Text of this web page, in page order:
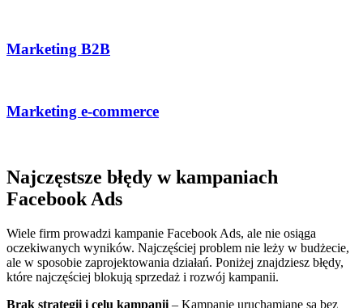
Marketing B2B
Marketing e⁠‑commerce
Najczęstsze błędy w kampaniach
Facebook Ads
Wiele firm prowadzi kampanie Facebook Ads, ale nie osiąga
oczekiwanych wyników. Najczęściej problem nie leży w budżecie,
ale w sposobie zaprojektowania działań. Poniżej znajdziesz błędy,
które najczęściej blokują sprzedaż i rozwój kampanii.
Brak strategii i celu kampanii – Kampanie uruchamiane są bez